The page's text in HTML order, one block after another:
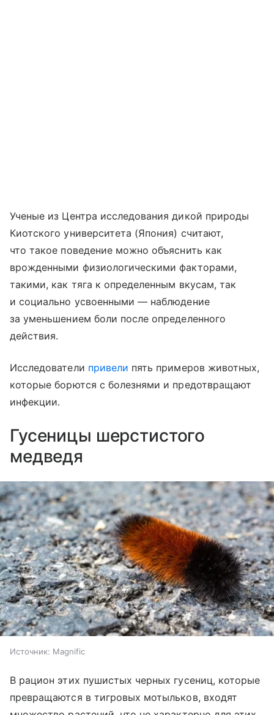
Ученые из Центра исследования дикой природы
Киотского университета (Япония) считают,
что такое поведение можно объяснить как
врожденными физиологическими факторами,
такими, как тяга к определенным вкусам, так
и социально усвоенными — наблюдение
за уменьшением боли после определенного
действия.
Исследователи привели пять примеров животных,
которые борются с болезнями и предотвращают
инфекции.
Гусеницы шерстистого
медведя
Источник: Magnific
В рацион этих пушистых черных гусениц, которые
превращаются в тигровых мотыльков, входят